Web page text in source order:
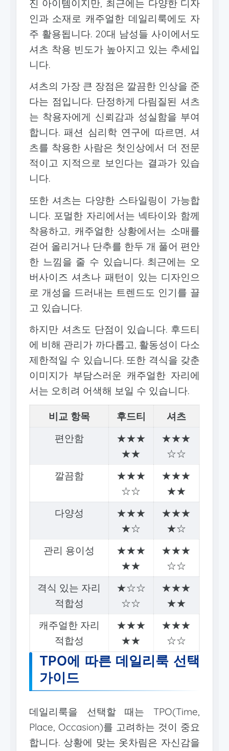
진 아이템이지만, 최근에는 다양한 디자
인과 소재로 캐주얼한 데일리룩에도 자
주 활용됩니다. 20대 남성들 사이에서도
셔츠 착용 빈도가 높아지고 있는 추세입
니다.
셔츠의 가장 큰 장점은 깔끔한 인상을 준
다는 점입니다. 단정하게 다림질된 셔츠
는 착용자에게 신뢰감과 성실함을 부여
합니다. 패션 심리학 연구에 따르면, 셔
츠를 착용한 사람은 첫인상에서 더 전문
적이고 지적으로 보인다는 결과가 있습
니다.
또한 셔츠는 다양한 스타일링이 가능합
니다. 포멀한 자리에서는 넥타이와 함께
착용하고, 캐주얼한 상황에서는 소매를
걷어 올리거나 단추를 한두 개 풀어 편안
한 느낌을 줄 수 있습니다. 최근에는 오
버사이즈 셔츠나 패턴이 있는 디자인으
로 개성을 드러내는 트렌드도 인기를 끌
고 있습니다.
하지만 셔츠도 단점이 있습니다. 후드티
에 비해 관리가 까다롭고, 활동성이 다소
제한적일 수 있습니다. 또한 격식을 갖춘
이미지가 부담스러운 캐주얼한 자리에
서는 오히려 어색해 보일 수 있습니다.
비교 항목 후드티
셔츠
편안함
★★★
★★
★★★
☆☆
깔끔함
★★★
☆☆
★★★
★★
다양성
★★★
★☆
★★★
★☆
관리 용이성
★★★
★★
★★★
☆☆
격식 있는 자리
적합성
★☆☆
☆☆
★★★
★★
캐주얼한 자리
적합성
★★★
★★
★★★
☆☆
TPO에 따른 데일리룩 선택
가이드
데일리룩을 선택할 때는 TPO(Time,
Place, Occasion)를 고려하는 것이 중요
합니다. 상황에 맞는 옷차림은 자신감을